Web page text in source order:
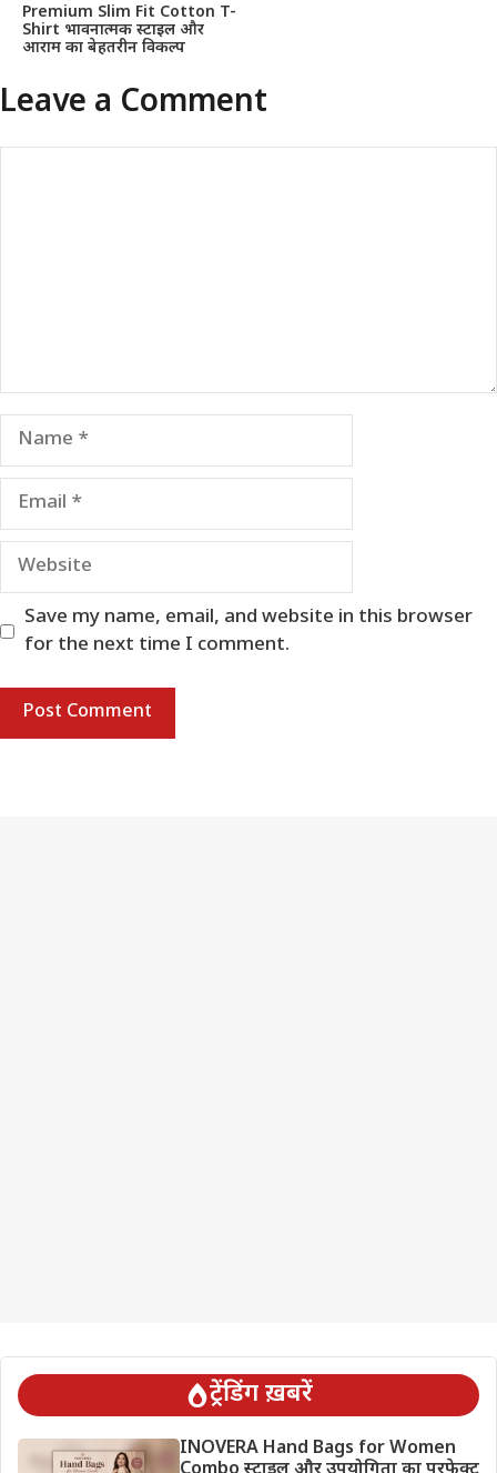
Premium Slim Fit Cotton T-
Shirt भावनात्मक स्टाइल और
आराम का बेहतरीन विकल्प
Leave a Comment
Name
Email
Website
Save my name, email, and website in this browser
for the next time I comment.
ट्रेंडिंग ख़बरें
INOVERA Hand Bags for Women